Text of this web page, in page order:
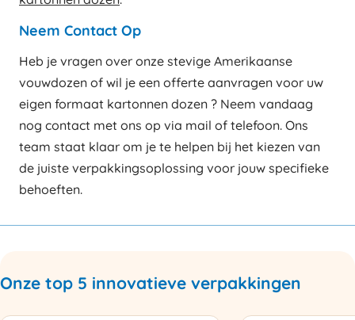
Neem Contact Op
Heb je vragen over onze stevige Amerikaanse
vouwdozen of wil je een offerte aanvragen voor uw
eigen formaat kartonnen dozen ? Neem vandaag
nog contact met ons op via mail of telefoon. Ons
team staat klaar om je te helpen bij het kiezen van
de juiste verpakkingsoplossing voor jouw specifieke
behoeften.
Onze top 5 innovatieve verpakkingen